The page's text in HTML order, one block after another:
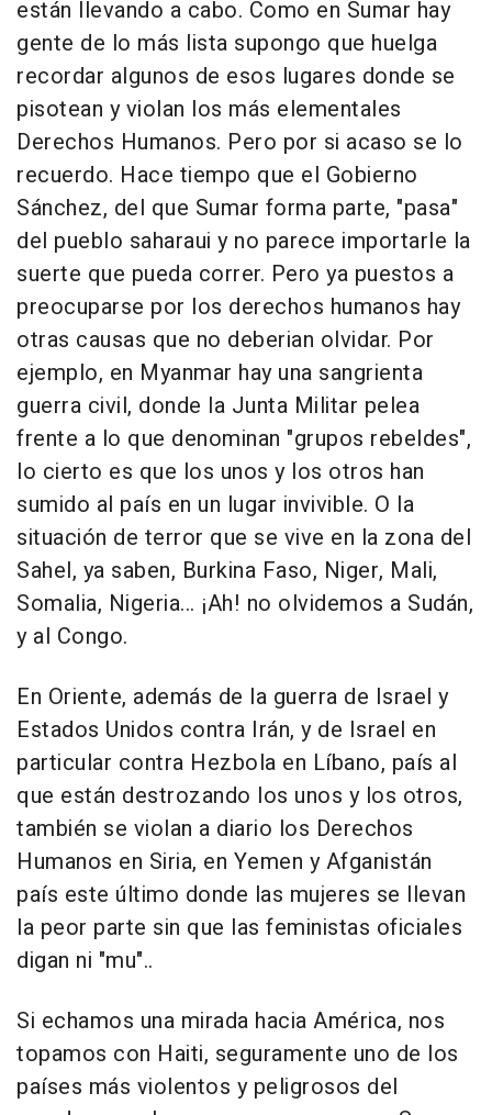
están llevando a cabo. Como en Sumar hay
gente de lo más lista supongo que huelga
recordar algunos de esos lugares donde se
pisotean y violan los más elementales
Derechos Humanos. Pero por si acaso se lo
recuerdo. Hace tiempo que el Gobierno
Sánchez, del que Sumar forma parte, "pasa"
del pueblo saharaui y no parece importarle la
suerte que pueda correr. Pero ya puestos a
preocuparse por los derechos humanos hay
otras causas que no deberian olvidar. Por
ejemplo, en Myanmar hay una sangrienta
guerra civil, donde la Junta Militar pelea
frente a lo que denominan "grupos rebeldes",
lo cierto es que los unos y los otros han
sumido al país en un lugar invivible. O la
situación de terror que se vive en la zona del
Sahel, ya saben, Burkina Faso, Niger, Mali,
Somalia, Nigeria... ¡Ah! no olvidemos a Sudán,
y al Congo.
En Oriente, además de la guerra de Israel y
Estados Unidos contra Irán, y de Israel en
particular contra Hezbola en Líbano, país al
que están destrozando los unos y los otros,
también se violan a diario los Derechos
Humanos en Siria, en Yemen y Afganistán
país este último donde las mujeres se llevan
la peor parte sin que las feministas oficiales
digan ni "mu"..
Si echamos una mirada hacia América, nos
topamos con Haiti, seguramente uno de los
países más violentos y peligrosos del